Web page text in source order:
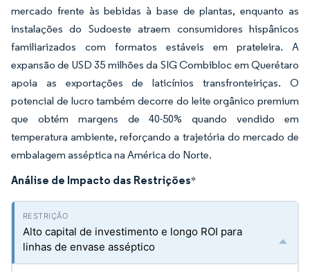
mercado frente às bebidas à base de plantas, enquanto as
instalações do Sudoeste atraem consumidores hispânicos
familiarizados com formatos estáveis em prateleira. A
expansão de USD 35 milhões da SIG Combibloc em Querétaro
apoia as exportações de laticínios transfronteiriças. O
potencial de lucro também decorre do leite orgânico premium
que obtém margens de 40-50% quando vendido em
temperatura ambiente, reforçando a trajetória do mercado de
embalagem asséptica na América do Norte.
Análise de Impacto das Restrições*
Alto capital de investimento e longo ROI para
linhas de envase asséptico